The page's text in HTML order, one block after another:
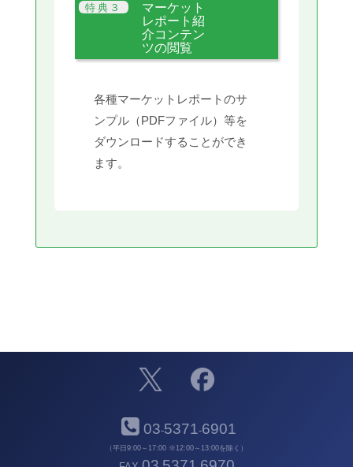
マーケット
レポート紹
介コンテン
ツの閲覧
各種マーケットレポートのサ
ンプル（PDFファイル）等を
ダウンロードすることができ
ます。
03-5371-6901
（平日9:00～17:00 ※12:00～13:00を除く）